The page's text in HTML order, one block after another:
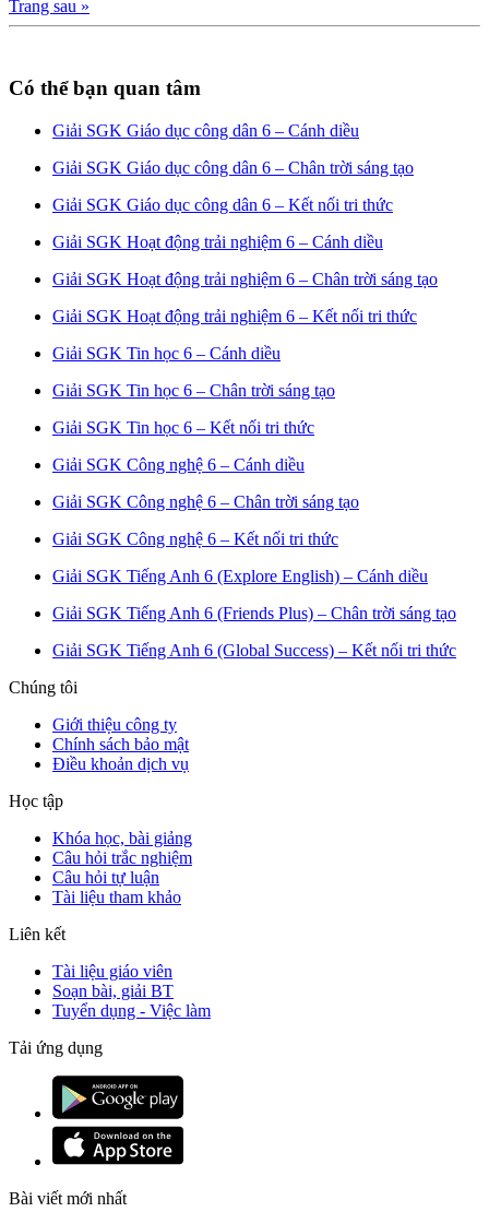
Trang sau »
Có thể bạn quan tâm
Giải SGK Giáo dục công dân 6 – Cánh diều
Giải SGK Giáo dục công dân 6 – Chân trời sáng tạo
Giải SGK Giáo dục công dân 6 – Kết nối tri thức
Giải SGK Hoạt động trải nghiệm 6 – Cánh diều
Giải SGK Hoạt động trải nghiệm 6 – Chân trời sáng tạo
Giải SGK Hoạt động trải nghiệm 6 – Kết nối tri thức
Giải SGK Tin học 6 – Cánh diều
Giải SGK Tin học 6 – Chân trời sáng tạo
Giải SGK Tin học 6 – Kết nối tri thức
Giải SGK Công nghệ 6 – Cánh diều
Giải SGK Công nghệ 6 – Chân trời sáng tạo
Giải SGK Công nghệ 6 – Kết nối tri thức
Giải SGK Tiếng Anh 6 (Explore English) – Cánh diều
Giải SGK Tiếng Anh 6 (Friends Plus) – Chân trời sáng tạo
Giải SGK Tiếng Anh 6 (Global Success) – Kết nối tri thức
Chúng tôi
Giới thiệu công ty
Chính sách bảo mật
Điều khoản dịch vụ
Học tập
Khóa học, bài giảng
Câu hỏi trắc nghiệm
Câu hỏi tự luận
Tài liệu tham khảo
Liên kết
Tài liệu giáo viên
Soạn bài, giải BT
Tuyển dụng - Việc làm
Tải ứng dụng
Bài viết mới nhất